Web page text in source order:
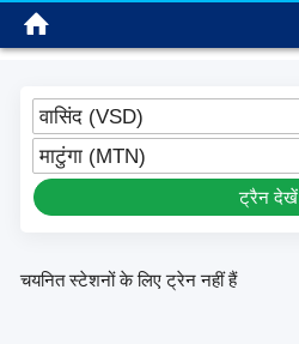
वासिंद (VSD)
माटुंगा (MTN)
ट्रैन देखें
चयनित स्टेशनों के लिए ट्रेन नहीं हैं